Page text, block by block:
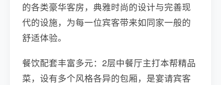
的各类豪华客房，典雅时尚的设计与完善现
代的设施，为每一位宾客带来如同家一般的
舒适体验。
餐饮配套丰富多元：2层中餐厅主打本帮精品
菜，设有多个风格各异的包厢，是宴请宾客